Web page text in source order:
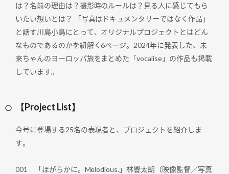
は？名前の理由は？撮影時のルールは？見る人に感じてもら
いたい想いとは？ 「写真はドキュメンタリーではなく作品」
と話す川島小鳥にとって、オリジナルプロジェクトとはどん
なものであるのかを紐解く6ぺージ。2024年に発表した、未
来ちゃんのヨーロッパ旅をまとめた「vocalise」の作品も掲載
しています。
【Project List】
今号に登場する25名の表現者と、プロジェクトを紹介しま
す。
001 「ほがらかに。Melodious.」林響太朗（映像監督／写真